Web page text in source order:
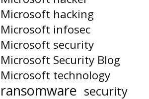
Microsoft hacking
Microsoft infosec
Microsoft security
Microsoft Security Blog
Microsoft technology
ransomware security